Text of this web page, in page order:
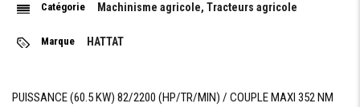
DE
Indépendante
RÉGIME
Catégorie Machinisme agricole, Tracteurs agricole
Marque HATTAT
PUISSANCE (60.5 KW) 82/2200 (HP/TR/MIN) / COUPLE MAXI 352 NM